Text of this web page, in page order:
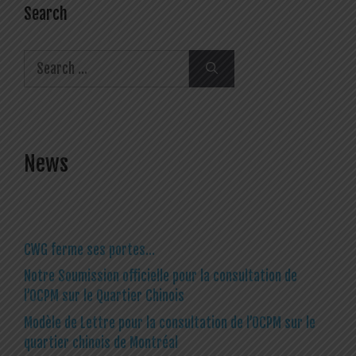
Search
Search
for:
News
CWG ferme ses portes…
Notre Soumission officielle pour la consultation de
l’OCPM sur le Quartier Chinois
Modèle de Lettre pour la consultation de l’OCPM sur le
quartier chinois de Montréal